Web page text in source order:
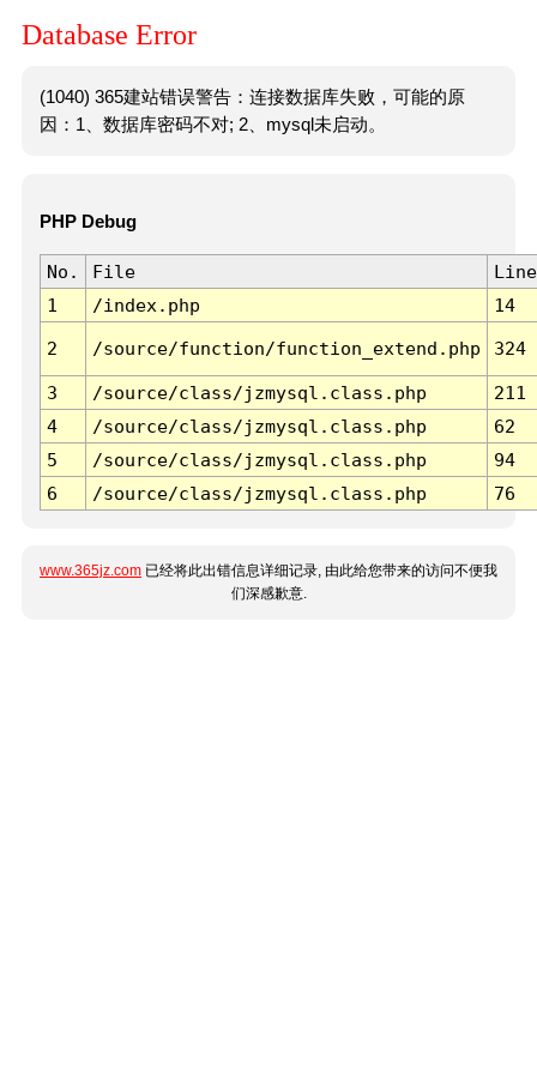
Database Error
(1040) 365建站错误警告：连接数据库失败，可能的原
因：1、数据库密码不对; 2、mysql未启动。
PHP Debug
No. File
Line
1
/index.php 14
2 /source/function/function_extend.php 324
3 /source/class/jzmysql.class.php
211
4
/source/class/jzmysql.class.php
62
5
/source/class/jzmysql.class.php
94
6
/source/class/jzmysql.class.php 76
www.365jz.com 已经将此出错信息详细记录, 由此给您带来的访问不便我
们深感歉意.